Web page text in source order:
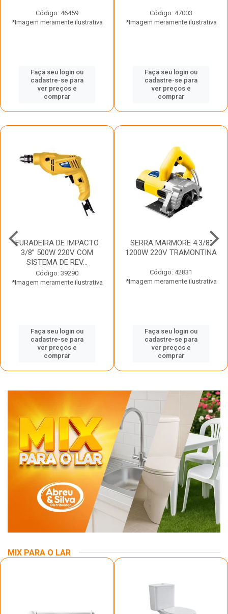
Código: 46459
*Imagem meramente ilustrativa
Faça seu login ou
cadastre-se para
ver preços e
comprar
Código: 47003
*Imagem meramente ilustrativa
Faça seu login ou
cadastre-se para
ver preços e
comprar
FURADEIRA DE IMPACTO
3/8” 500W 220V COM
SISTEMA DE REV...
Código: 39290
*Imagem meramente ilustrativa
Faça seu login ou
cadastre-se para
ver preços e
comprar
SERRA MARMORE 4.3/8”
1200W 220V TRAMONTINA
Código: 42831
*Imagem meramente ilustrativa
Faça seu login ou
cadastre-se para
ver preços e
comprar
MIX PARA O LAR